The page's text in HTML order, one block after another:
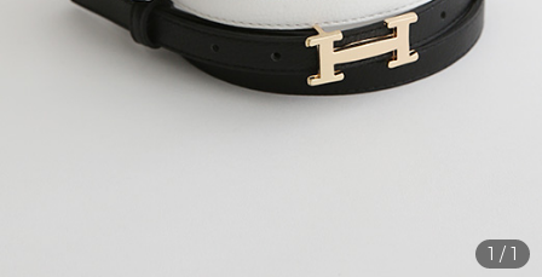
1 / 1